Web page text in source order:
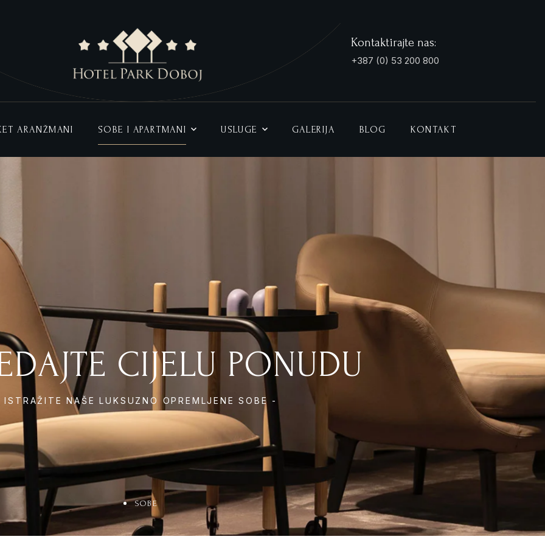
Kontaktirajte nas:
+387 (0) 53 200 800
ARANŽMANI SOBE I APARTMANI USLUGE GALERIJA BLOG KONTAKT
CIJELU PONUDU
ISTRAŽITE NAŠE LUKSUZNO OPREMLJENE SOBE -
SOBE